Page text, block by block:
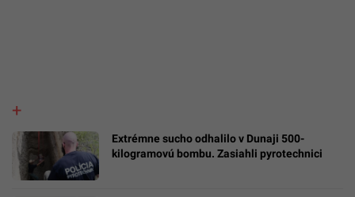
Extrémne sucho odhalilo v Dunaji 500-
kilogramovú bombu. Zasiahli pyrotechnici